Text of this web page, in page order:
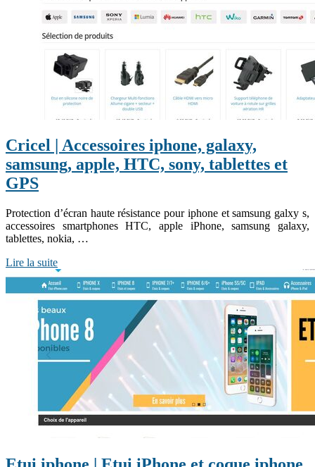
Cricel | Accessoires iphone, galaxy,
samsung, apple, HTC, sony, tablettes et
GPS
Protection d’écran haute résistance pour iphone et samsung galxy s,
accessoires smartphones HTC, apple iPhone, samsung galaxy,
tablettes, nokia, …
Lire la suite